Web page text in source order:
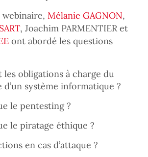
Mélanie GAGNON,
, Joachim PARMENTIER et
ont abordé les questions
les obligations à charge du
d’un système informatique ?
le pentesting ?
le piratage éthique ?
en cas d’attaque ?